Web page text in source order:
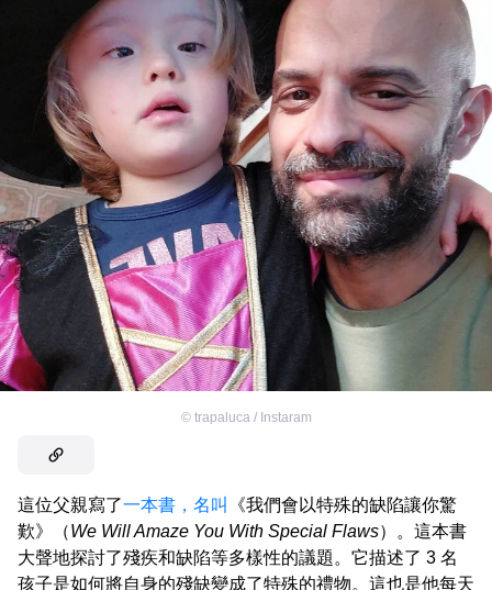
© trapaluca / Instaram
這位父親寫了一本書，名叫
《我們會以特殊的缺陷讓你驚
歎》（We Will Amaze You With Special Flaws）。這本書
大聲地探討了殘疾和缺陷等多樣性的議題。它描述了 3 名
孩子是如何將自身的殘缺變成了特殊的禮物。這也是他每天